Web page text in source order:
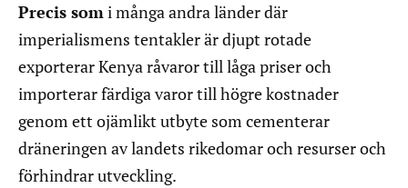
Precis somi många andra länder där
imperialismens tentakler är djupt rotade
exporterar Kenya råvaror till låga priser och
importerar färdiga varor till högre kostnader
genom ett ojämlikt utbyte som cementerar
dräneringen av landets rikedomar och resurser och
förhindrar utveckling.